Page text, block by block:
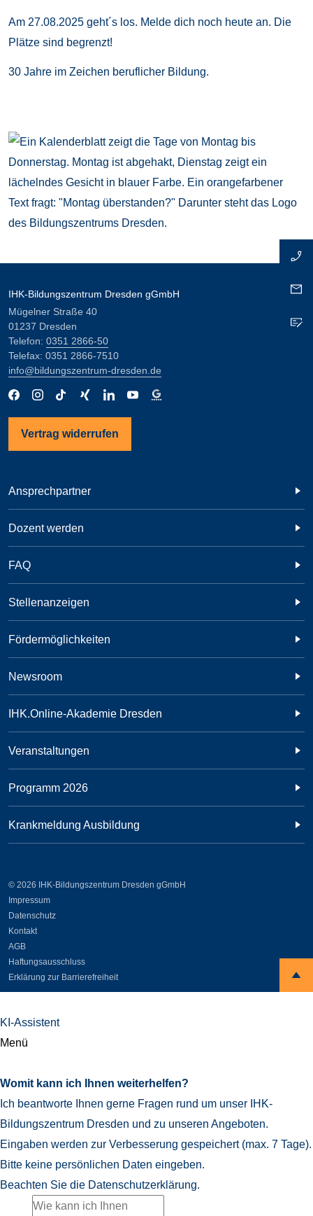
Am 27.08.2025 geht´s los. Melde dich noch heute an. Die
Plätze sind begrenzt!
30 Jahre im Zeichen beruflicher Bildung.
IHK-Bildungszentrum Dresden gGmbH
Mügelner Straße 40
01237 Dresden
Telefon: 0351 2866-50
Telefax: 0351 2866-7510
info@bildungszentrum-dresden.de
Vertrag widerrufen
Ansprechpartner
Dozent werden
FAQ
Stellenanzeigen
Fördermöglichkeiten
Newsroom
IHK.Online-Akademie Dresden
Veranstaltungen
Programm 2026
Krankmeldung Ausbildung
© 2026 IHK-Bildungszentrum Dresden gGmbH
Impressum
Datenschutz
Kontakt
AGB
Haftungsausschluss
Erklärung zur Barrierefreiheit
KI-Assistent
Menü
Womit kann ich Ihnen weiterhelfen?
Ich beantworte Ihnen gerne Fragen rund um unser IHK-
Bildungszentrum Dresden und zu unseren Angeboten.
Eingaben werden zur Verbesserung gespeichert (max. 7 Tage).
Bitte keine persönlichen Daten eingeben.
Beachten Sie die Datenschutzerklärung.